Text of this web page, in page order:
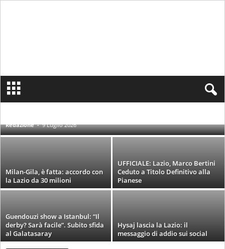
n
e
1
Ufficiale: Provedel saluta la Lazio e passa
Redazione - 9 Luglio 2026
Milan-Gila, è fatta: accordo con
la Lazio da 30 milioni
UFFICIALE: Lazio, Marco Bertini
Ceduto a Titolo Definitivo alla
Pianese
Guendouzi show a Istanbul: “Il
derby? Sarà facile”. Subito sfida
al Galatasaray
Hysaj lascia la Lazio: il
messaggio di addio sui social